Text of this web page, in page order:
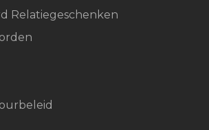
Relatiegeschenken